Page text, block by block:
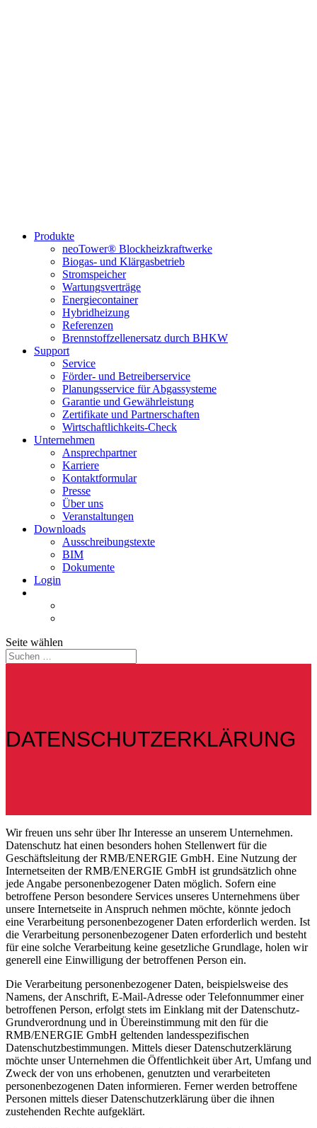
Produkte
neoTower® Blockheizkraftwerke
Biogas- und Klärgasbetrieb
Stromspeicher
Wartungsverträge
Energiecontainer
Hybridheizung
Referenzen
Brennstoffzellenersatz durch BHKW
Support
Service
Förder- und Betreiberservice
Planungsservice für Abgassysteme
Garantie und Gewährleistung
Zertifikate und Partnerschaften
Wirtschaftlichkeits-Check
Unternehmen
Ansprechpartner
Karriere
Kontaktformular
Presse
Über uns
Veranstaltungen
Downloads
Ausschreibungstexte
BIM
Dokumente
Login
Seite wählen
DATENSCHUTZERKLÄRUNG
Wir freuen uns sehr über Ihr Interesse an unserem Unternehmen.
Datenschutz hat einen besonders hohen Stellenwert für die
Geschäftsleitung der RMB/ENERGIE GmbH. Eine Nutzung der
Internetseiten der RMB/ENERGIE GmbH ist grundsätzlich ohne
jede Angabe personenbezogener Daten möglich. Sofern eine
betroffene Person besondere Services unseres Unternehmens über
unsere Internetseite in Anspruch nehmen möchte, könnte jedoch
eine Verarbeitung personenbezogener Daten erforderlich werden. Ist
die Verarbeitung personenbezogener Daten erforderlich und besteht
für eine solche Verarbeitung keine gesetzliche Grundlage, holen wir
generell eine Einwilligung der betroffenen Person ein.
Die Verarbeitung personenbezogener Daten, beispielsweise des
Namens, der Anschrift, E-Mail-Adresse oder Telefonnummer einer
betroffenen Person, erfolgt stets im Einklang mit der Datenschutz-
Grundverordnung und in Übereinstimmung mit den für die
RMB/ENERGIE GmbH geltenden landesspezifischen
Datenschutzbestimmungen. Mittels dieser Datenschutzerklärung
möchte unser Unternehmen die Öffentlichkeit über Art, Umfang und
Zweck der von uns erhobenen, genutzten und verarbeiteten
personenbezogenen Daten informieren. Ferner werden betroffene
Personen mittels dieser Datenschutzerklärung über die ihnen
zustehenden Rechte aufgeklärt.